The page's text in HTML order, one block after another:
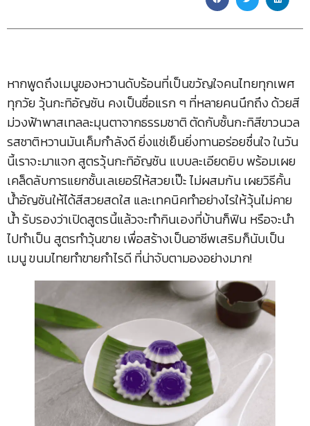
หากพูดถึงเมนูของหวานดับร้อนที่เป็นขวัญใจคนไทยทุกเพศ
ทุกวัย วุ้นกะทิอัญชัน คงเป็นชื่อแรก ๆ ที่หลายคนนึกถึง ด้วยสี
ม่วงฟ้าพาสเทลละมุนตาจากธรรมชาติ ตัดกับชั้นกะทิสีขาวนวล
รสชาติหวานมันเค็มกำลังดี ยิ่งแช่เย็นยิ่งทานอร่อยชื่นใจ ในวัน
นี้เราจะมาแจก สูตรวุ้นกะทิอัญชัน แบบละเอียดยิบ พร้อมเผย
เคล็ดลับการแยกชั้นเลเยอร์ให้สวยเป๊ะ ไม่ผสมกัน เผยวิธีคั้น
น้ำอัญชันให้ได้สีสวยสดใส และเทคนิคทำอย่างไรให้วุ้นไม่คาย
น้ำ รับรองว่าเปิดสูตรนี้แล้วจะทำกินเองที่บ้านก็ฟิน หรือจะนำ
ไปทำเป็น สูตรทำวุ้นขาย เพื่อสร้างเป็นอาชีพเสริมก็นับเป็น
เมนู ขนมไทยทำขายกำไรดี ที่น่าจับตามองอย่างมาก!